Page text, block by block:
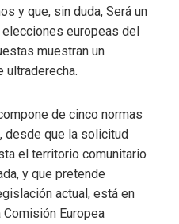
y que, sin duda, Será un
europeas del
muestran un
ultraderecha.
de cinco normas
desde que la solicitud
el territorio comunitario
y que pretende
actual, está en
Europea